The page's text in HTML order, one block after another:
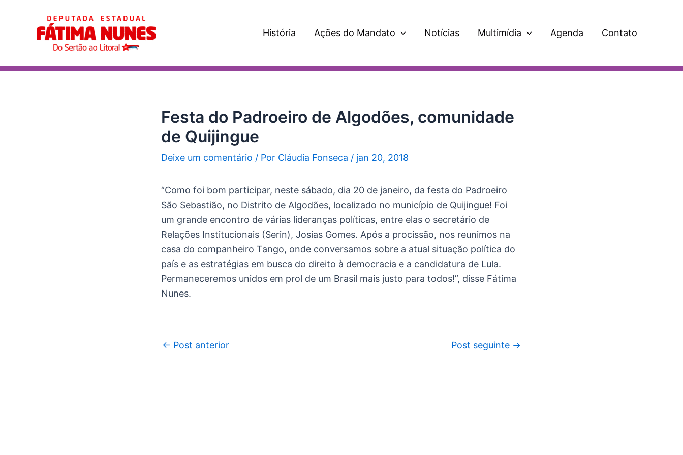
História Ações do Mandato Notícias Multimídia Agenda Contato
Festa do Padroeiro de Algodões, comunidade
de Quijingue
Deixe um comentário / Por Cláudia Fonseca / jan 20, 2018
“Como foi bom participar, neste sábado, dia 20 de janeiro, da festa do Padroeiro
São Sebastião, no Distrito de Algodões, localizado no município de Quijingue! Foi
um grande encontro de várias lideranças políticas, entre elas o secretário de
Relações Institucionais (Serin), Josias Gomes. Após a procissão, nos reunimos na
casa do companheiro Tango, onde conversamos sobre a atual situação política do
país e as estratégias em busca do direito à democracia e a candidatura de Lula.
Permaneceremos unidos em prol de um Brasil mais justo para todos!”, disse Fátima
Nunes.
← Post anterior Post seguinte →